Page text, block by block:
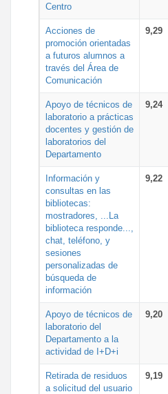
Centro
Acciones de
promoción orientadas
a futuros alumnos a
través del Área de
Comunicación
9,29
Apoyo de técnicos de
laboratorio a prácticas
docentes y gestión de
laboratorios del
Departamento
9,24
Información y
consultas en las
bibliotecas:
mostradores, ...La
biblioteca responde...,
chat, teléfono, y
sesiones
personalizadas de
búsqueda de
información
9,22
Apoyo de técnicos de
laboratorio del
Departamento a la
actividad de I+D+i
9,20
Retirada de residuos
a solicitud del usuario
9,19